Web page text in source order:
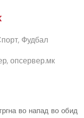
, Фудбал
, опсервер.мк
во напад во обид